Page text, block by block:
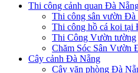
Thi công cảnh quan Đà
Thi công sân vườn Đà
Thi công hồ cá koi tại
Thi Công Vườn tường
Chăm Sóc Sân Vườn
Cây cảnh Đà Nẵng
Cây văn phòng Đà